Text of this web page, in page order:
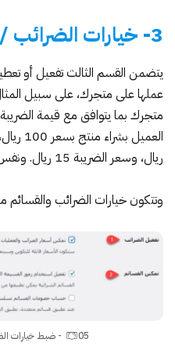
3- خيارات الضرائب / القسائم
يتضمن القسم الثالث تفعيل أو
عملها على متجرك، على سبيل
متجرك بما يتوافق مع قيمة
ريال، وسعر الضريبة 15 ريال. ونفس الأمر عند استخدام كوبون خصم.
وتتكون خيارات الضرائب والقسائم
05- ضبط خيارات الضرائب والقسام في متجرك